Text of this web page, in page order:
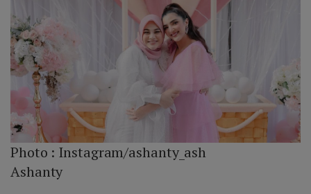
Photo : Instagram/ashanty_ash
Ashanty